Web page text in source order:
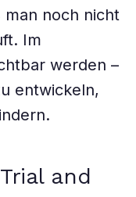
man noch nicht
Im
werden –
entwickeln,
and